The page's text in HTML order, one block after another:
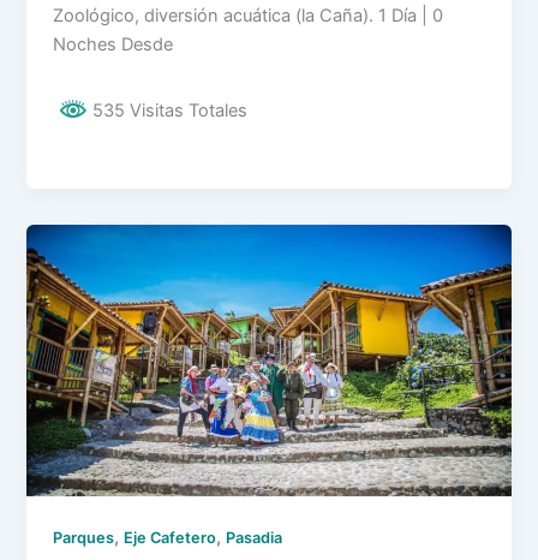
Zoológico, diversión acuática (la Caña). 1 Día | 0
Noches Desde
535 Visitas Totales
Parques, Eje Cafetero, Pasadia